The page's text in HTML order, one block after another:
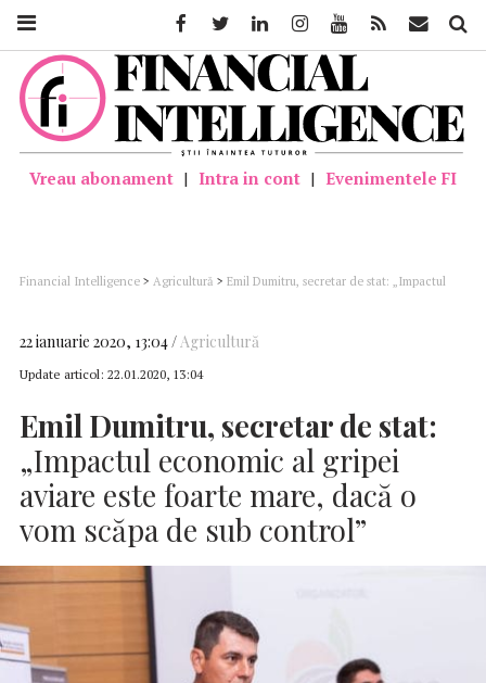
Vreau abonament | Intra in cont | Evenimentele FI
Financial Intelligence > Agricultură > Emil Dumitru, secretar de stat: „Impactul
22 ianuarie 2020, 13:04 Agricultură
Update articol: 22.01.2020, 13:04
Emil Dumitru, secretar de stat:
„Impactul economic al gripei
aviare este foarte mare, dacă o
vom scăpa de sub control”
FacebookTwitter LinkedinInstagramYoutube Feed Mail